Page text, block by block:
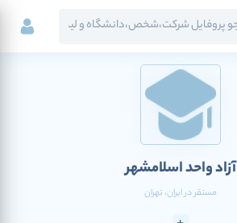
آزاد واحد اسلامشهر
مستقر درایران، تهران